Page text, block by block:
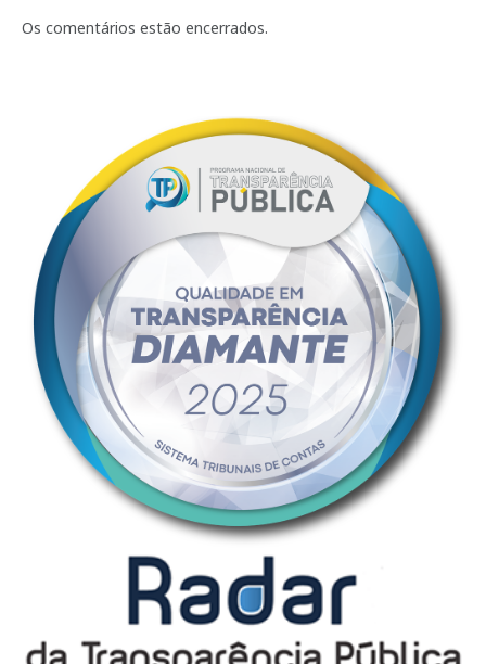
Os comentários estão encerrados.